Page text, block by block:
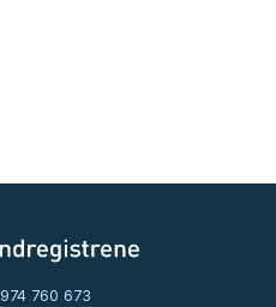
974 760 673